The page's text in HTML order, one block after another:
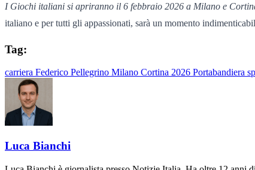
I Giochi italiani si apriranno il 6 febbraio 2026 a Milano e
italiano e per tutti gli appassionati, sarà un momento
Tag:
carriera Federico Pellegrino Milano Cortina 2026 Portabandiera
Luca Bianchi